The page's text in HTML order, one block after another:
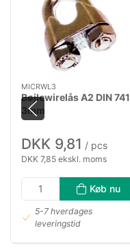
MICRWL3
Bøjlewirelås A2 DIN 741
3mm
DKK 9,81 / pcs
DKK 7,85 ekskl. moms
Køb nu
5-7 hverdages
leveringstid